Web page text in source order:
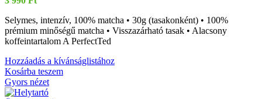
Selymes, intenzív, 100% matcha • 30g (tasakonként) • 100%
prémium minőségű matcha • Visszazárható tasak • Alacsony
koffeintartalom A PerfectTed
Hozzáadás a kívánságlistához
Kosárba teszem
Gyors nézet